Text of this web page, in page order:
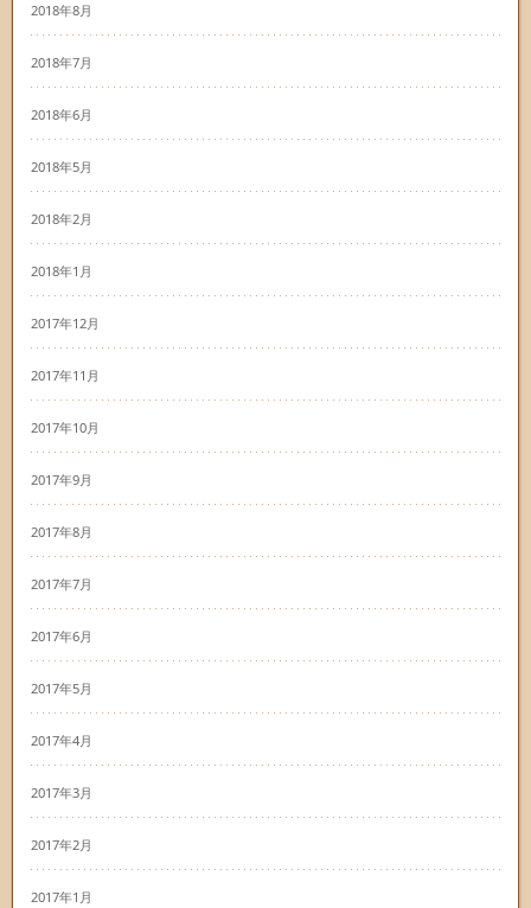
2018年8月
2018年7月
2018年6月
2018年5月
2018年2月
2018年1月
2017年12月
2017年11月
2017年10月
2017年9月
2017年8月
2017年7月
2017年6月
2017年5月
2017年4月
2017年3月
2017年2月
2017年1月